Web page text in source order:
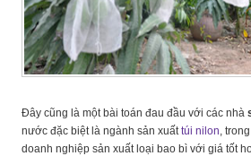
Đây cũng là một bài toán đau đầu với các nhà
nước đặc biệt là ngành sản xuấttúi nilon,
doanh nghiệp sản xuất loại bao bì với giá tốt